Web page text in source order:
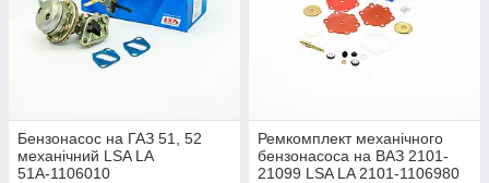
Бензонасос на ГАЗ 51, 52
механічний LSA LA
51А-1106010
Ремкомплект механічного
бензонасоса на ВАЗ 2101-
21099 LSA LA 2101-1106980